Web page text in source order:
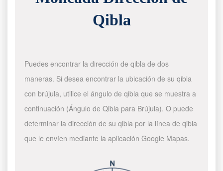
Qibla
Puedes encontrar la dirección de qibla de dos
maneras. Si desea encontrar la ubicación de su qibla
con brújula, utilice el ángulo de qibla que se muestra a
continuación (Ángulo de Qibla para Brújula). O puede
determinar la dirección de su qibla por la línea de qibla
que le envíen mediante la aplicación Google Mapas.